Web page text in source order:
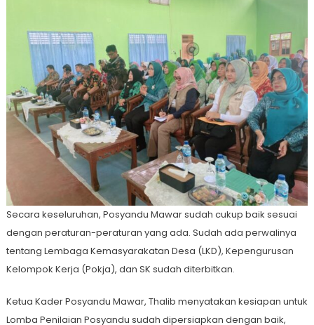
Secara keseluruhan, Posyandu Mawar sudah cukup baik sesuai
dengan peraturan-peraturan yang ada. Sudah ada perwalinya
tentang Lembaga Kemasyarakatan Desa (LKD), Kepengurusan
Kelompok Kerja (Pokja), dan SK sudah diterbitkan.
Ketua Kader Posyandu Mawar, Thalib menyatakan kesiapan untuk
Lomba Penilaian Posyandu sudah dipersiapkan dengan baik,